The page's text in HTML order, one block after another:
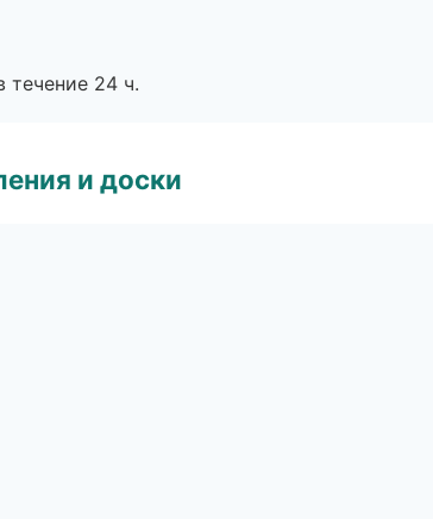
течение 24 ч.
и доски